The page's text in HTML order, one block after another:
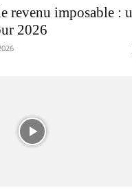
revenu imposable :
2026